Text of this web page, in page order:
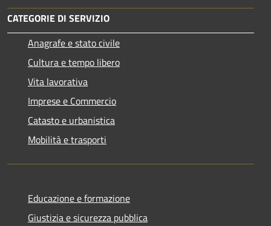
CATEGORIE DI SERVIZIO
Anagrafe e stato civile
Cultura e tempo libero
Vita lavorativa
Imprese e Commercio
Catasto e urbanistica
Mobilità e trasporti
Educazione e formazione
Giustizia e sicurezza pubblica